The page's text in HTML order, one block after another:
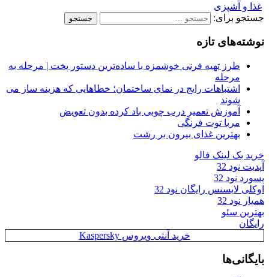
غذا و آشپزی
جستجو برای:
نوشته‌های تازه
طرز تهیه فرنی خوشمزه با ساده‌ترین دستور پخت | مرحله به
مرحله
اشتباهات رایج در نمای ساختمان؛ خطاهایی که هزینه ساز می
شوند
آموزش تعمیر درب چوبی باد کرده بدون تعویض
مربا توت فرنگی
بهترین غذای بیرون بر رشت
خرید بک لینک فالو
آپدیت نود 32
پسورد نود 32
اوکلی لایسنس رایگان نود 32
همیار نود 32
بهترین سئو
رایگان
خرید آنتی ویروس Kaspersky
بایگانی‌ها